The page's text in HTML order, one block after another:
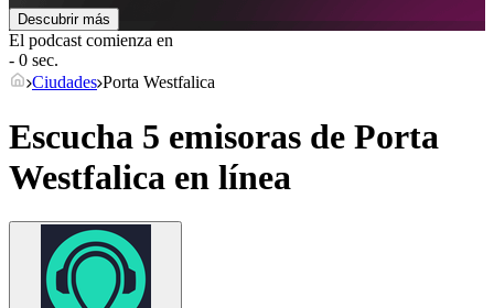
Descubrir más
El podcast comienza en
- 0 sec.
Ciudades Porta Westfalica
Escucha 5 emisoras de Porta
Westfalica en línea